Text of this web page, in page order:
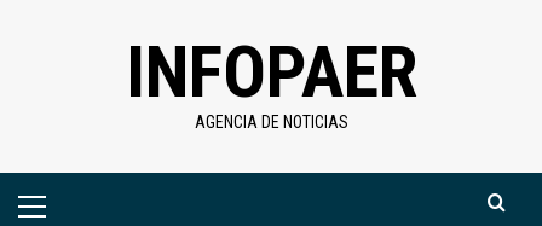
INFOPAER
AGENCIA DE NOTICIAS
Menú